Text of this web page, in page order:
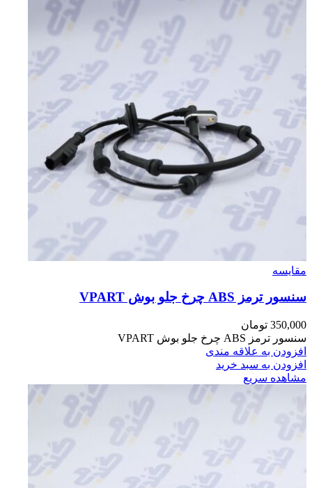
مقایسه
سنسور ترمز ABS چرخ جلو بوش VPART
350,000 تومان
سنسور ترمز ABS چرخ جلو بوش VPART
افزودن به علاقه مندی
افزودن به سبد خرید
مشاهده سریع